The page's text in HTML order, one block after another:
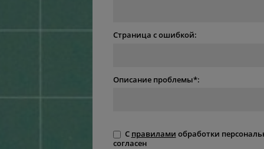
Страница с ошибкой:
Описание проблемы*:
С правилами обработки
согласен